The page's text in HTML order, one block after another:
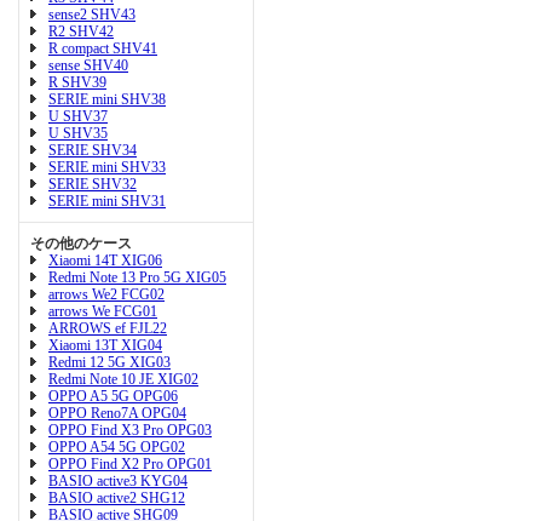
sense2 SHV43
R2 SHV42
R compact SHV41
sense SHV40
R SHV39
SERIE mini SHV38
U SHV37
U SHV35
SERIE SHV34
SERIE mini SHV33
SERIE SHV32
SERIE mini SHV31
その他のケース
Xiaomi 14T XIG06
Redmi Note 13 Pro 5G XIG05
arrows We2 FCG02
arrows We FCG01
ARROWS ef FJL22
Xiaomi 13T XIG04
Redmi 12 5G XIG03
Redmi Note 10 JE XIG02
OPPO A5 5G OPG06
OPPO Reno7A OPG04
OPPO Find X3 Pro OPG03
OPPO A54 5G OPG02
OPPO Find X2 Pro OPG01
BASIO active3 KYG04
BASIO active2 SHG12
BASIO active SHG09